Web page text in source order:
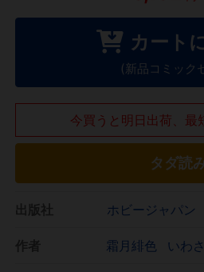
カート
(新品コミック
今買うと明日出荷、最
タダ読
ホビージャパン
霜月緋色 いわ